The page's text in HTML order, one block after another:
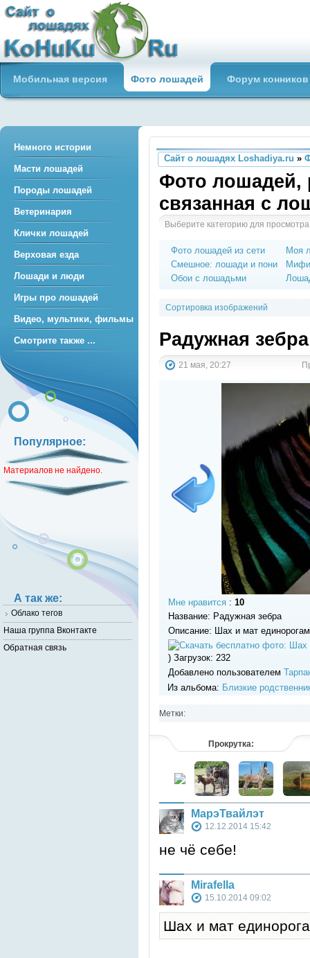
Сайт о лошадях loshadiya.ru
Приветствуем всех любителей
лошадей и конного спорта!
Мобильная версия Фото лошадей Форум конников
Сайт о лошадях Loshadiya.ru »
Фото лошадей,
связанная с
Выберите категорию для
Фото лошадей из сети
Смешное: лошади и пони
Обои с лошадьми
Моя
Сортировка изображений
Радужная зебра
21 мая, 20:27
Мне нравится : 10
Название: Радужная зебра
Описание: Шах и мат единорогам
) Загрузок: 232
Добавлено пользователем
Из альбома: Близкие
Метки:
Прокрутка:
МарэТвайлэт
12.12.2014 15:42
не чё себе!
Mіrafella
15.10.2014 09:02
Шах и мат
Немного истории
Масти лошадей
Породы лошадей
Ветеринария
Клички лошадей
Верховая езда
Лошади и люди
Игры про лошадей
Видео, мультики, фильмы
Смотрите также ...
Популярное:
Материалов не найдено.
А так же:
Облако тегов
Наша группа Вконтакте
Обратная связь